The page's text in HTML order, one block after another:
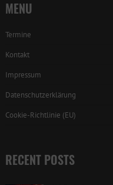
MENU
Termine
Kontakt
Impressum
Datenschutzerklärung
Cookie-Richtlinie (EU)
RECENT POSTS